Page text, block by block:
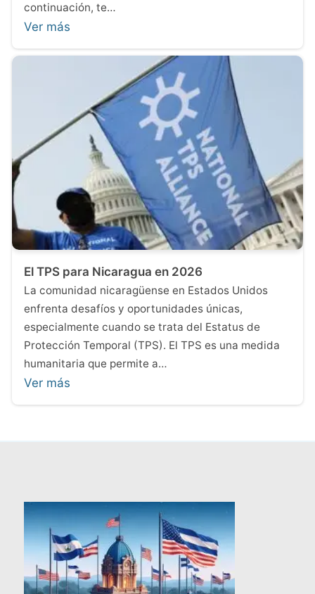
continuación, te…
Ver más
El TPS para Nicaragua en 2026
La comunidad nicaragüense en Estados Unidos
enfrenta desafíos y oportunidades únicas,
especialmente cuando se trata del Estatus de
Protección Temporal (TPS). El TPS es una medida
humanitaria que permite a…
Ver más